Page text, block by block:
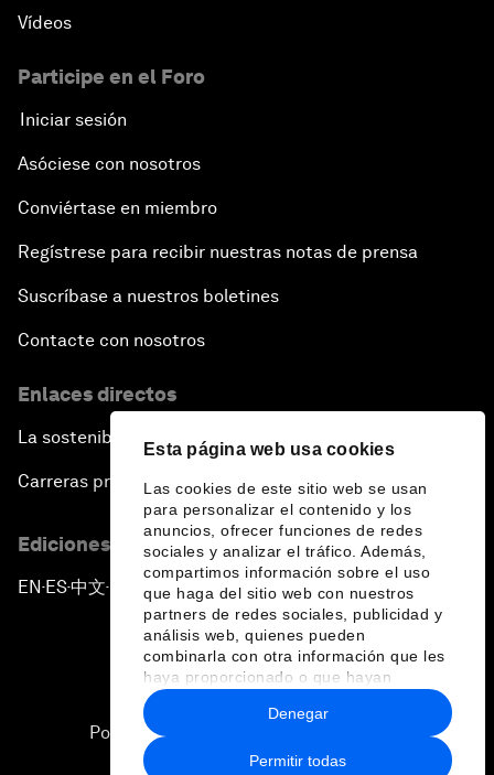
Esta página web usa cookies
Las cookies de este sitio web se usan
para personalizar el contenido y los
anuncios, ofrecer funciones de redes
sociales y analizar el tráfico. Además,
compartimos información sobre el uso
que haga del sitio web con nuestros
partners de redes sociales, publicidad y
análisis web, quienes pueden
combinarla con otra información que les
haya proporcionado o que hayan
recopilado a partir del uso que haya
hecho de sus servicios.
Permitir todas
Denegar
Vídeos
Participe en el Foro
Iniciar sesión
Asóciese con nosotros
Conviértase en miembro
Regístrese para recibir nuestras notas de prensa
Suscríbase a nuestros boletines
Contacte con nosotros
Enlaces directos
La sostenibilidad en el Foro
Carreras profesionales
Ediciones en otros idiomas
EN ▪ES▪中文▪ 日本語
Política de privacidad y normas de uso